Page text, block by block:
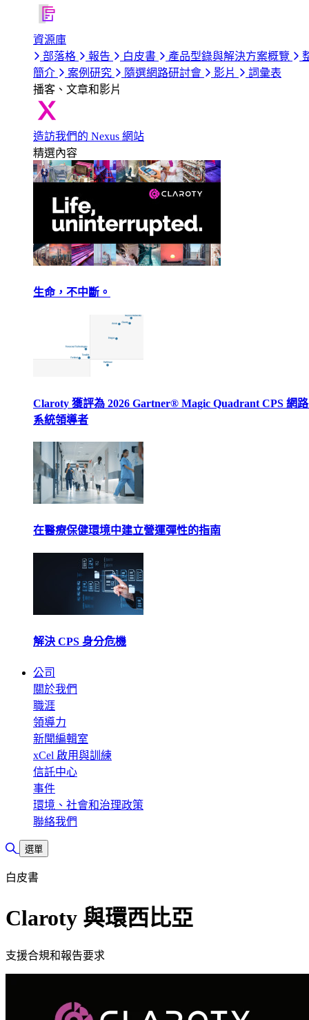
資源庫
部落格
報告 白皮書 產品型錄與解決方案概覽
簡介
案例研究 隨選網路研討會 影片
詞彙表
播客、文章和影片
造訪我們的 Nexus 網站
精選內容
生命，不中斷。
Claroty 獲評為 2026 Gartner® Magic Quadrant CPS 網
系統領導者
在醫療保健環境中建立營運彈性的指南
解決 CPS 身分危機
公司
關於我們
職涯
領導力
新聞編輯室
xCel 啟用與訓練
信託中心
事件
環境、社會和治理政策
聯絡我們
切換搜尋
選單
白皮書
Claroty 與環西比亞
支援合規和報告要求